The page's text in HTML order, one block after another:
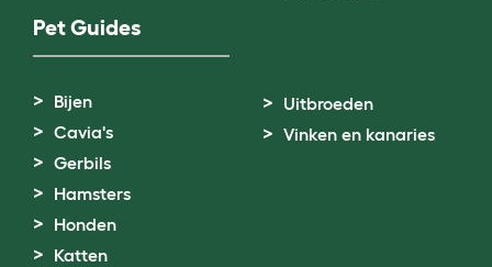
Pet Guides
Bijen
Cavia's
Gerbils
Hamsters
Honden
Katten
Uitbroeden
Vinken en kanaries